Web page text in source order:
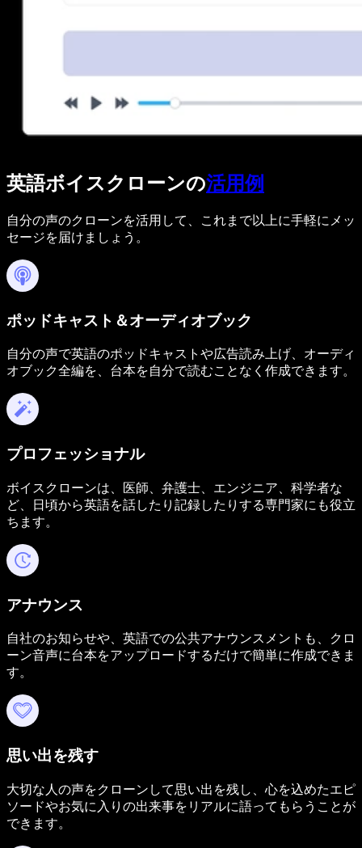
英語ボイスクローンの活用例
自分の声のクローンを活用して、これまで以上に手軽にメッ
セージを届けましょう。
ポッドキャスト＆オーディオブック
自分の声で英語のポッドキャストや広告読み上げ、オーディ
オブック全編を、台本を自分で読むことなく作成できます。
プロフェッショナル
ボイスクローンは、医師、弁護士、エンジニア、科学者な
ど、日頃から英語を話したり記録したりする専門家にも役立
ちます。
アナウンス
自社のお知らせや、英語での公共アナウンスメントも、クロ
ーン音声に台本をアップロードするだけで簡単に作成できま
す。
思い出を残す
大切な人の声をクローンして思い出を残し、心を込めたエピ
ソードやお気に入りの出来事をリアルに語ってもらうことが
できます。